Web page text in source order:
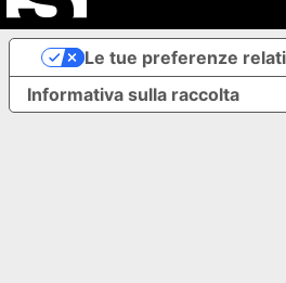
Informativa sulla raccolta
Le tue preferenze